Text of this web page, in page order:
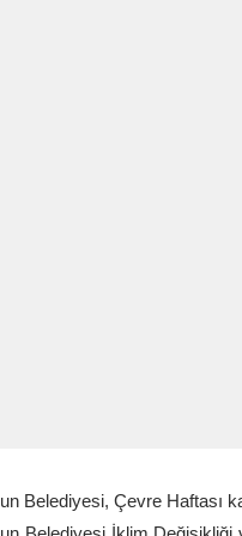
Belediyesi, Çevre Haftası